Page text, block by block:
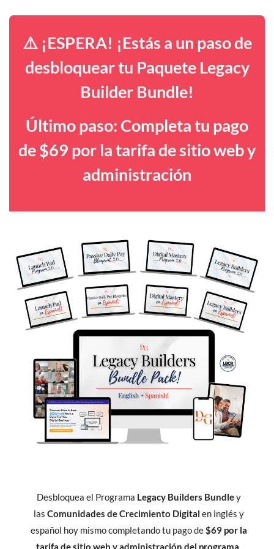
⚠️ ¡ESPERA! ¡Estás a un paso de
desbloquear tu Paquete Legacy
Builder Bundle!
Último paso: Completa tu pago
de $69 por la tarifa de sitio web y
administración
Desbloquea el Programa Legacy Builders Bundley
las Comunidades de Crecimiento Digital en inglés y
español hoy mismo completando tu pago de$69 por la
tarifa de sitio web y administración del programa.